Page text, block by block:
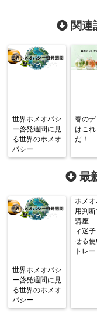
関連
世界ホメオパシ
ー啓発週間に見
る世界のホメオ
パシー
春のデ
はこ
だ！
最
世界ホメオパシ
ー啓発週間に見
る世界のホメオ
パシー
ホメ
用判
講座
ィ迷
せる
トレー